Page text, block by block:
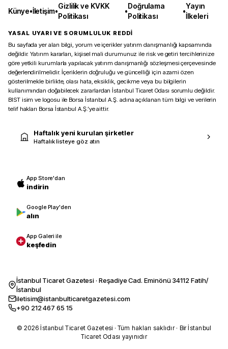
Künye•İletişim•
Gizlilik ve KVKK
Politikası
•
Doğrulama
Politikası
•
Yayın
İlkeleri
YASAL UYARI VE SORUMLULUK REDDİ
Bu sayfada yer alan bilgi, yorum ve içerikler yatırım danışmanlığı kapsamında
değildir. Yatırım kararları, kişisel mali durumunuz ile risk ve getiri tercihlerinize
göre yetkili kurumlarla yapılacak yatırım danışmanlığı sözleşmesi çerçevesinde
değerlendirilmelidir. İçeriklerin doğruluğu ve güncelliği için azami özen
gösterilmekle birlikte, olası hata, eksiklik, gecikme veya bu bilgilerin
kullanımından doğabilecek zararlardan İstanbul Ticaret Odası sorumlu değildir.
BIST isim ve logosu ile Borsa İstanbul A.Ş. adına açıklanan tüm bilgi ve verilerin
telif hakları Borsa İstanbul A.Ş.’ye aittir.
Haftalık yeni kurulan şirketler
Haftalık listeye göz atın
App Store'dan
indirin
Google Play'den
alın
App Galeri ile
keşfedin
İstanbul Ticaret Gazetesi · Reşadiye Cad. Eminönü 34112 Fatih/
İstanbul
iletisim@istanbulticaretgazetesi.com
+90 212 467 65 15
© 2026 İstanbul Ticaret Gazetesi · Tüm hakları saklıdır · Bir İstanbul
Ticaret Odası yayınıdır